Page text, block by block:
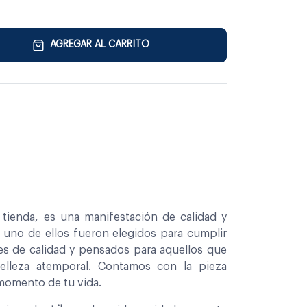
AGREGAR AL CARRITO
es una manifestación de calidad y
uno de ellos fueron elegidos para cumplir
de calidad y pensados para aquellos que
atemporal. Contamos con la pieza
de tu vida.